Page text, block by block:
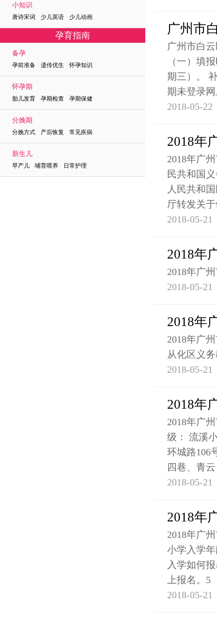
小知识
唐诗宋词 少儿英语 少儿动画
孕育指南
备孕
孕前准备 遗传优生 怀孕知识
怀孕期
胎儿发育 孕期检查 孕期保健
分娩期
分娩方式 产后恢复 常见疾病
新生儿
早产儿 哺育喂养 日常护理
广州市
广州市白
（一）填
期三）。
期未登录
2018-05-22
2018年
2018年广
民共和国
人民共和
厅转发关
2018-05-21
2018年
2018年广
2018-05-21
2018年
2018年广
从化区义
2018-05-21
2018年
2018年广
级： 流溪
环城路106
四巷、青云
2018-05-21
2018年
2018年广
小学入学
入学如何
上报名。5
2018-05-21